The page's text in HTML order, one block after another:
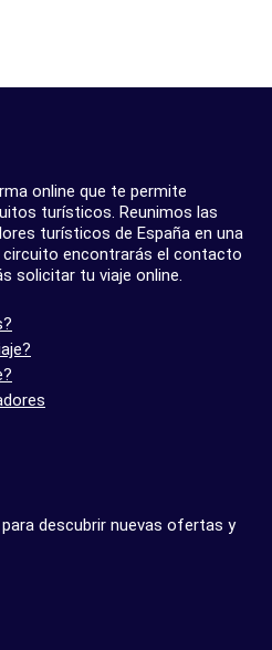
online que te permite
turísticos. Reunimos las
turísticos de España en una
circuito encontrarás el contacto
solicitar tu viaje online.
descubrir nuevas ofertas y